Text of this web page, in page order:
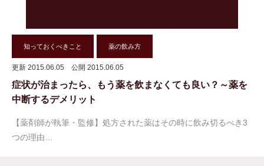
知っておくべきこと 薬の飲み方
更新 2015.06.05 公開 2015.06.05
症状が治まったら、もう薬を飲まなくても良い？～薬を
中断するデメリット
【薬剤師が執筆・監修】処方された薬はその時に飲み切るべき3
つの理由…